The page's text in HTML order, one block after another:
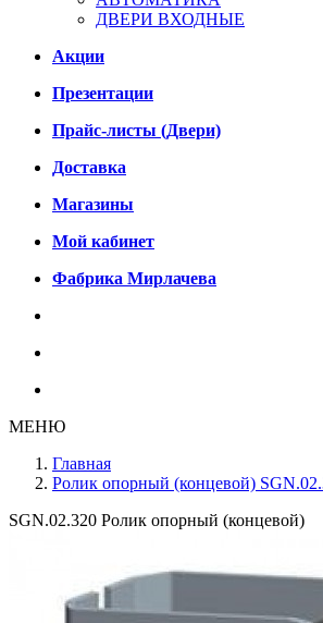
ДВЕРИ ВХОДНЫЕ
Акции
Презентации
Прайс-листы (Двери)
Доставка
Магазины
Мой кабинет
Фабрика Мирлачева
МЕНЮ
Главная
Ролик опорный (концевой)
SGN.02.320 Ролик опорный (концевой)